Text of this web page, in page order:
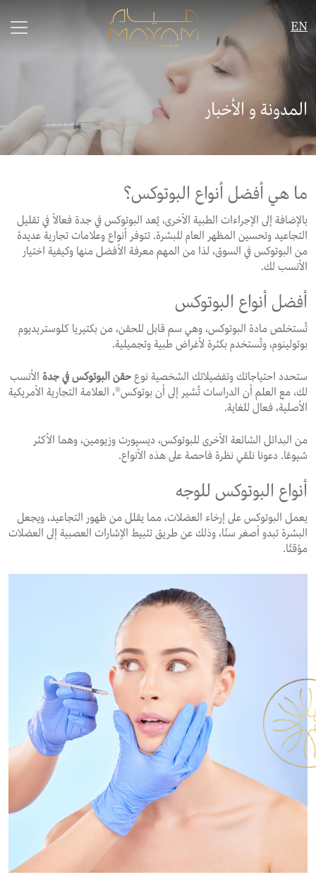
EN
المدونة و الأخبار
ما هي أفضل أنواع البوتوكس؟
بالإضافة إلى الإجراءات الطبية الأخرى، يُعد البوتوكس في جدة فعالاً في تقليل
التجاعيد وتحسين المظهر العام للبشرة. تتوفر أنواع وعلامات تجارية عديدة
من البوتوكس في السوق، لذا من المهم معرفة الأفضل منها وكيفية اختيار
الأنسب لك.
أفضل أنواع البوتوكس
تُستخلص مادة البوتوكس، وهي سم قابل للحقن، من بكتيريا كلوستريديوم
بوتولينوم، وتُستخدم بكثرة لأغراض طبية وتجميلية.
ستحدد احتياجاتك وتفضيلاتك الشخصية نوعحقن البوتوكس في جدة الأنسب
لك، مع العلم أن الدراسات تُشير إلى أن بوتوكس®، العلامة التجارية الأمريكية
الأصلية، فعال للغاية.
من البدائل الشائعة الأخرى للبوتوكس، ديسپورت وزيومين، وهما الأكثر
شيوعًا. دعونا نلقي نظرة فاحصة على هذه الأنواع.
أنواع البوتوكس للوجه
يعمل البوتوكس على إرخاء العضلات، مما يقلل من ظهور التجاعيد، ويجعل
البشرة تبدو أصغر سنًا، وذلك عن طريق تثبيط الإشارات العصبية إلى العضلات
مؤقتًا.